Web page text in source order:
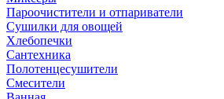
Пароочистители и отпариватели
Сушилки для овощей
Хлебопечки
Сантехника
Полотенцесушители
Смесители